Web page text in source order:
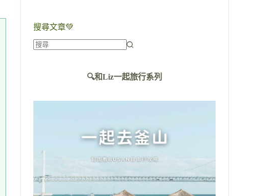
搜尋文章💚
🔍和Liz一起旅行系列